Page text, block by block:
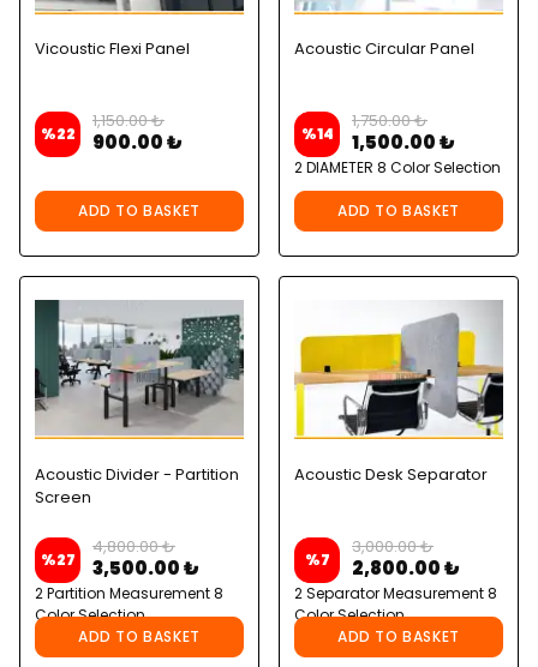
Vicoustic Flexi Panel
%22
1,150.00 ₺
900.00 ₺
ADD TO BASKET
Acoustic Circular Panel
%14
1,750.00 ₺
1,500.00 ₺
2 DIAMETER 8 Color Selection
ADD TO BASKET
Acoustic Divider - Partition
Screen
%27
4,800.00 ₺
3,500.00 ₺
2 Partition Measurement 8
Color Selection
ADD TO BASKET
Acoustic Desk Separator
%7
3,000.00 ₺
2,800.00 ₺
2 Separator Measurement 8
Color Selection
ADD TO BASKET